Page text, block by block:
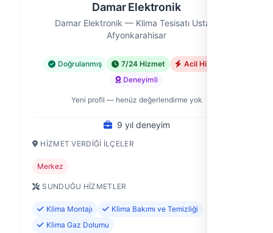
Damar Elektronik
Damar Elektronik — Klima Tesisatı Ustası,
Afyonkarahisar
Doğrulanmış 7/24 Hizmet
Acil Hizmet
Deneyimli
Yeni profil — henüz değerlendirme yok
9 yıl deneyim
HIZMET VERDIĞI İLÇELER
Merkez
SUNDUĞU HIZMETLER
Klima Montajı
Klima Bakımı ve Temizliği
Klima Gaz Dolumu